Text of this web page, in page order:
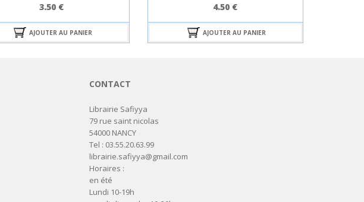
3.50 €
AJOUTER AU PANIER
4.50 €
AJOUTER AU PANIER
CONTACT
Librairie Safiyya
79 rue saint nicolas
54000 NANCY
Tel : 03.55.20.63.99
librairie.safiyya@gmail.com
Horaires :
en été
Lundi 10-19h